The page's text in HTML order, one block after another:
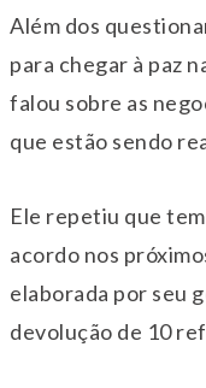
Além dos
para chegar à paz
falou sobre as
que estão sendo
Ele repetiu que
acordo nos
elaborada por seu
devolução de 10